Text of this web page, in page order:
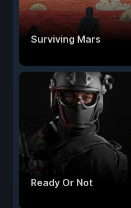
Surviving Mars
Ready Or Not